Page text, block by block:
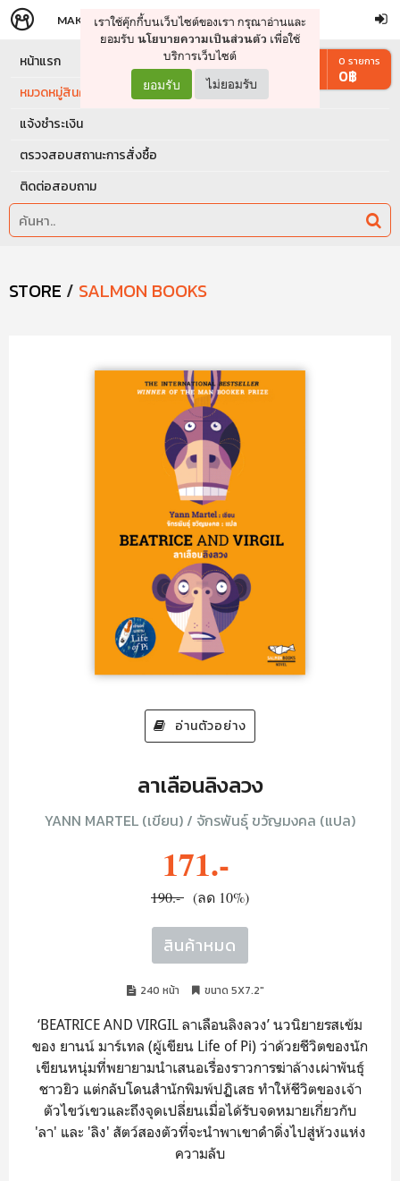
จัดการรถเข็น ดำเนินการต่อ
MAKERS STORE
เราใช้คุ๊กกี้บนเว็บไซต์ของเรา กรุณาอ่านและ
ยอมรับ นโยบายความเป็นส่วนตัว เพื่อใช้
บริการเว็บไซต์
ยอมรับ ไม่ยอมรับ
หน้าแรก
หมวดหมู่สินค้า
แจ้งชำระเงิน
ตรวจสอบสถานะการสั่งซื้อ
ติดต่อสอบถาม
0 รายการ
0฿
STORE / SALMON BOOKS
อ่านตัวอย่าง
ลาเลือนลิงลวง
YANN MARTEL (เขียน) / จักรพันธุ์ ขวัญมงคล (แปล)
171.-
190.- (ลด 10%)
สินค้าหมด
240 หน้า ขนาด 5X7.2"
‘BEATRICE AND VIRGIL ลาเลือนลิงลวง’ นวนิยายรสเข้ม
ของ ยานน์ มาร์เทล (ผู้เขียน Life of Pi) ว่าด้วยชีวิตของนัก
เขียนหนุ่มที่พยายามนำเสนอเรื่องราวการฆ่าล้างเผ่าพันธุ์
ชาวยิว แต่กลับโดนสำนักพิมพ์ปฏิเสธ ทำให้ชีวิตของเจ้า
ตัวไขว้เขวและถึงจุดเปลี่ยนเมื่อได้รับจดหมายเกี่ยวกับ
'ลา' และ 'ลิง' สัตว์สองตัวที่จะนำพาเขาดำดิ่งไปสู่ห้วงแห่ง
ความลับ